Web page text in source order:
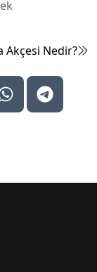
Akçesi Nedir?